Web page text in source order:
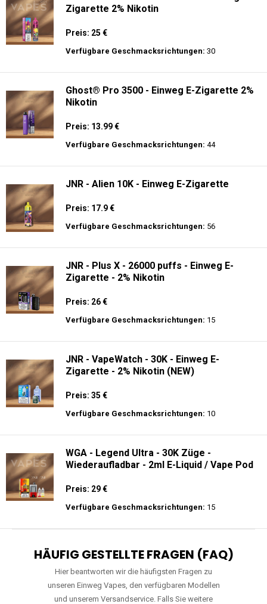
Zigarette 2% Nikotin
Preis: 25 €
Verfügbare Geschmacksrichtungen: 30
Ghost® Pro 3500 - Einweg E-Zigarette 2%
Nikotin
Preis: 13.99 €
Verfügbare Geschmacksrichtungen: 44
JNR - Alien 10K - Einweg E-Zigarette
Preis: 17.9 €
Verfügbare Geschmacksrichtungen: 56
JNR - Plus X - 26000 puffs - Einweg E-
Zigarette - 2% Nikotin
Preis: 26 €
Verfügbare Geschmacksrichtungen: 15
JNR - VapeWatch - 30K - Einweg E-
Zigarette - 2% Nikotin (NEW)
Preis: 35 €
Verfügbare Geschmacksrichtungen: 10
WGA - Legend Ultra - 30K Züge -
Wiederaufladbar - 2ml E-Liquid / Vape Pod
Preis: 29 €
Verfügbare Geschmacksrichtungen: 15
HÄUFIG GESTELLTE FRAGEN (FAQ)
Hier beantworten wir die häufigsten Fragen zu
unseren Einweg Vapes, den verfügbaren Modellen
und unserem Versandservice. Falls Sie weitere